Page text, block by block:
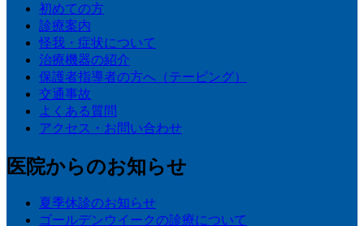
初めての方
診療案内
怪我・症状について
治療機器の紹介
保護者指導者の方へ（テーピング）
交通事故
よくある質問
アクセス・お問い合わせ
医院からのお知らせ
夏季休診のお知らせ
ゴールデンウイークの診療について